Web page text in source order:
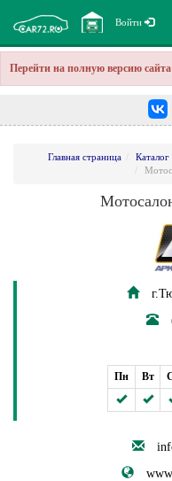
Перейти на полную версию сайта
Войти
Главная страница
Пн Вт